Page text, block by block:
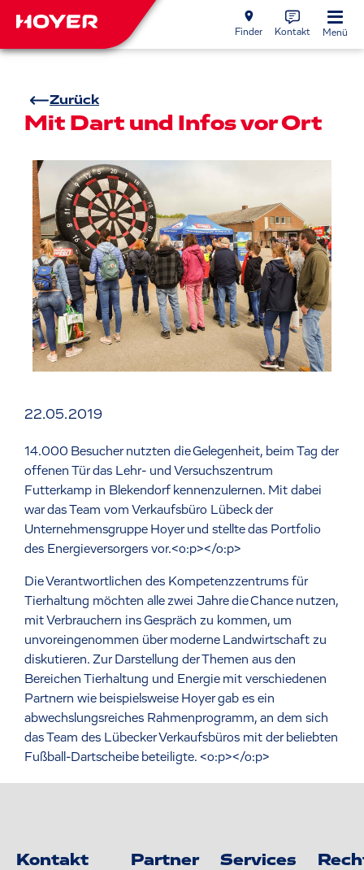
Finder Kontakt Menü
Zurück
Mit Dart und Infos vor Ort
22.05.2019
14.000 Besucher nutzten die Gelegenheit, beim Tag der
offenen Tür das Lehr- und Versuchszentrum
Futterkamp in Blekendorf kennenzulernen. Mit dabei
war das Team vom Verkaufsbüro Lübeck der
Unternehmensgruppe Hoyer und stellte das Portfolio
des Energieversorgers vor.<o:p></o:p>
Die Verantwortlichen des Kompetenzzentrums für
Tierhaltung möchten alle zwei Jahre die Chance nutzen,
mit Verbrauchern ins Gespräch zu kommen, um
unvoreingenommen über moderne Landwirtschaft zu
diskutieren. Zur Darstellung der Themen aus den
Bereichen Tierhaltung und Energie mit verschiedenen
Partnern wie beispielsweise Hoyer gab es ein
abwechslungsreiches Rahmenprogramm, an dem sich
das Team des Lübecker Verkaufsbüros mit der beliebten
Fußball-Dartscheibe beteiligte. <o:p></o:p>
Kontakt Partner Services